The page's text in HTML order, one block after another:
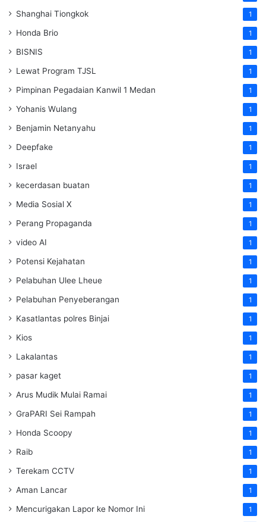
Shanghai Tiongkok 1
Honda Brio 1
BISNIS 1
Lewat Program TJSL 1
Pimpinan Pegadaian Kanwil 1 Medan 1
Yohanis Wulang 1
Benjamin Netanyahu 1
Deepfake 1
Israel 1
kecerdasan buatan 1
Media Sosial X 1
Perang Propaganda 1
video AI 1
Potensi Kejahatan 1
Pelabuhan Ulee Lheue 1
Pelabuhan Penyeberangan 1
Kasatlantas polres Binjai 1
Kios 1
Lakalantas 1
pasar kaget 1
Arus Mudik Mulai Ramai 1
GraPARI Sei Rampah 1
Honda Scoopy 1
Raib 1
Terekam CCTV 1
Aman Lancar 1
Mencurigakan Lapor ke Nomor Ini 1